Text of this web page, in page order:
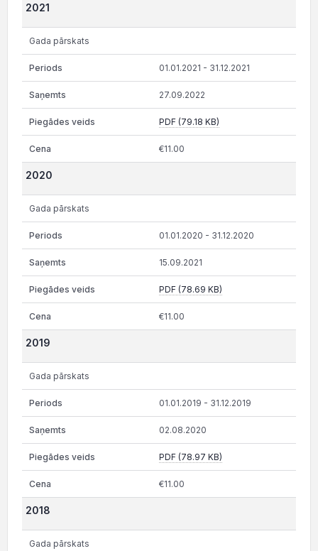
2021
Gada pārskats
01.01.2021 - 31.12.2021
27.09.2022
PDF (79.18 KB)
€11.00
2020
Gada pārskats
01.01.2020 - 31.12.2020
15.09.2021
PDF (78.69 KB)
€11.00
2019
Gada pārskats
01.01.2019 - 31.12.2019
02.08.2020
PDF (78.97 KB)
€11.00
2018
Gada pārskats